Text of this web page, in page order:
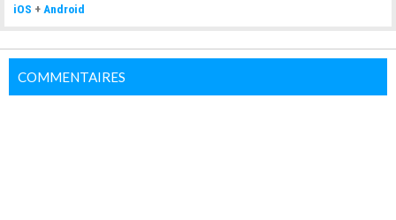
iOS + Android
COMMENTAIRES